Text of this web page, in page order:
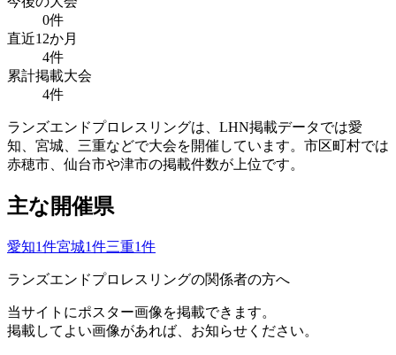
0件
直近12か月
4件
累計掲載大会
4件
ランズエンドプロレスリングは、LHN掲載データでは愛
知、宮城、三重などで大会を開催しています。市区町村では
赤穂市、仙台市や津市の掲載件数が上位です。
主な開催県
愛知1件宮城1件三重1件
ランズエンドプロレスリングの関係者の方へ
当サイトにポスター画像を掲載できます。
掲載してよい画像があれば、お知らせください。